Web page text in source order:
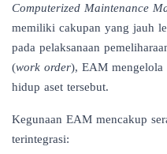
Computerized Maintenance
memiliki cakupan yang jauh
pada pelaksanaan
(work order), EAM mengelola
hidup aset tersebut.
Kegunaan EAM mencakup
terintegrasi: